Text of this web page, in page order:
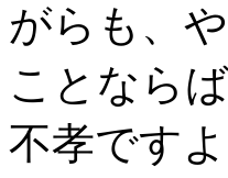
がらも、
ことなら
不孝です